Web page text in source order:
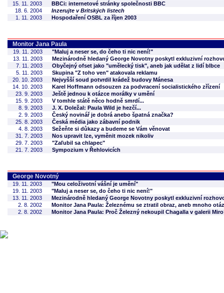
15. 11. 2003
BBCi: internetové stránky společnosti BBC
18. 6. 2004
Inzerujte v Britských listech
1. 11. 2003
Hospodaření OSBL za říjen 2003
Monitor Jana Paula
19. 11. 2003
"Maluj a neser se, do čeho ti nic není!"
13. 11. 2003
Mezinárodně hledaný George Novotny poskytl exkluzivní
7. 11. 2003
Obyčejný ofset jako "umělecký tisk", aneb jak udělat z lidí blbce
5. 11. 2003
Skupina "Z toho ven" atakovala reklamu
20. 10. 2003
Nejvyšší soud potvrdil krádež budovy Mánesa
14. 10. 2003
Karel Hoffmann odsouzen za podvracení socialistického zřízení
23. 9. 2003
Ještě jednou k otázce morálky v umění
15. 9. 2003
V tomhle státě něco hodně smrdí...
8. 9. 2003
J. X. Doležal: Paula Wild je hezčí...
2. 9. 2003
Český novinář je dobrá anebo špatná značka?
25. 8. 2003
Česká média jako zábavní podnik
4. 8. 2003
Sežeňte si důkazy a budeme se Vám věnovat
31. 7. 2003
Nos upravit lze, vyměnit mozek nikoliv
29. 7. 2003
"Zaľubil sa chlapec"
21. 7. 2003
Sympozium v Řehlovicích
George Novotný
19. 11. 2003
"Mou celoživotní vášní je umění"
19. 11. 2003
"Maluj a neser se, do čeho ti nic není!"
13. 11. 2003
Mezinárodně hledaný George Novotny poskytl exkluzivní
2. 8. 2002
Monitor Jana Paula: Železnému se ztratil obraz, aneb mnoho
2. 8. 2002
Monitor Jana Paula: Proč Železný nekoupil Chagalla v galerii